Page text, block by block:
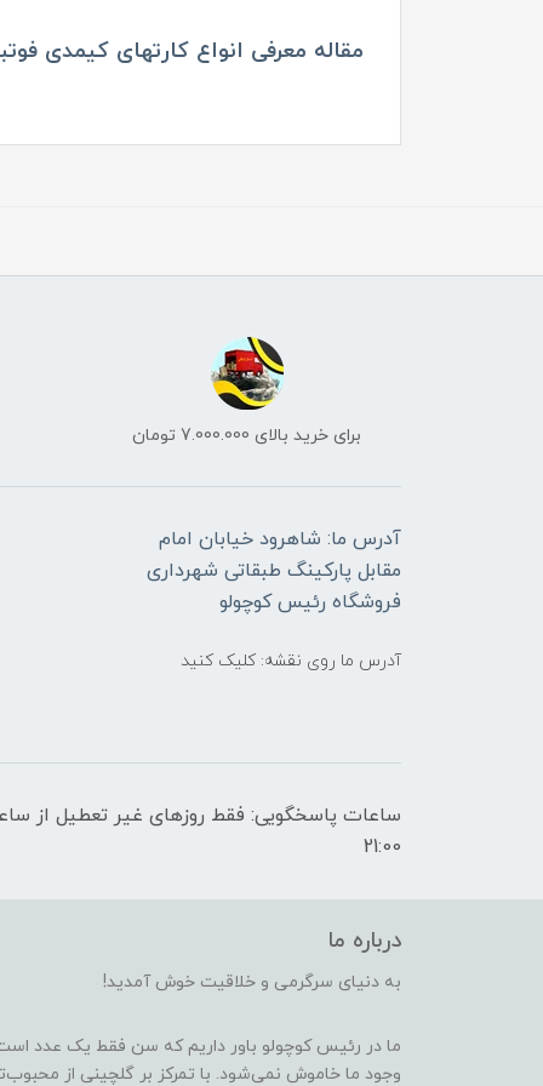
مقاله معرفی انواع کارتهای کیمدی فوتبال 2025 در
برای خرید بالای 7.000.000 تومان
آدرس ما: شاهرود خیابان امام
مقابل پارکینگ طبقاتی شهرداری
فروشگاه رئیس کوچولو
آدرس ما روی نقشه: کلیک کنید
21:00
درباره ما
به دنیای سرگرمی و خلاقیت خوش آمدید!
ما در رئیس کوچولو باور داریم که سن فقط یک عدد
وجود ما خاموش نمی‌شود. با تمرکز بر گلچینی از